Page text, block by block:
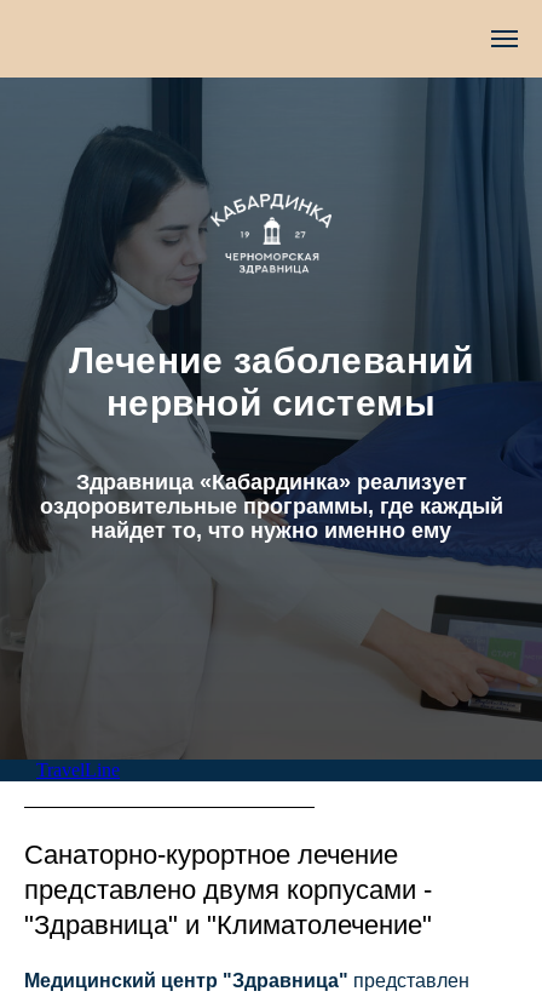
Лечение заболеваний
нервной системы
Здравница «Кабардинка» реализует
оздоровительные программы, где каждый
найдет то, что нужно именно ему
TravelLine
Санаторно-курортное лечение
представлено двумя корпусами -
"Здравница" и "Климатолечение"
Медицинский центр "Здравница" представлен